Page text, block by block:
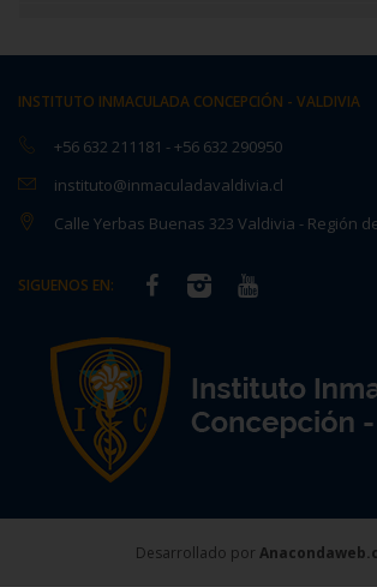
INSTITUTO INMACULADA CONCEPCIÓN - VALDIVIA
+56 632 211181 -+56 632 290950
instituto@inmaculadavaldivia.cl
Calle Yerbas Buenas 323 Valdivia - Región
SIGUENOS EN:
Desarrollado por